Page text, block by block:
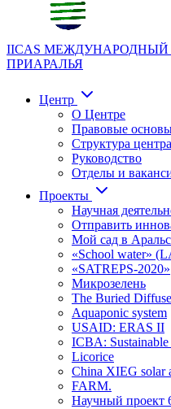
IICAS
ПРИАРАЛЬЯ
Центр
О Центре
Правовые основы
Структура центра
Руководство
Отделы и
Проекты
Научная
Отправить
Мой сад в
«School water»
«SATREPS-2020»
Микрозелень
The Buried
Aquaponic system
USAID: ERAS II
ICBA:
Licorice
China XIEG solar
FARM.
Научный проект